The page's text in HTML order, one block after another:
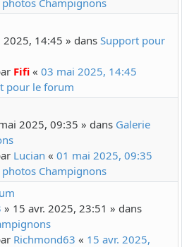
photos Champignons
2025, 14:45 » dans Support pour
Fifi « 03 mai 2025, 14:45
pour le forum
2025, 09:35 » dans Galerie
Lucian « 01 mai 2025, 09:35
photos Champignons
» 15 avr. 2025, 23:51 » dans
Richmond63 « 15 avr. 2025,